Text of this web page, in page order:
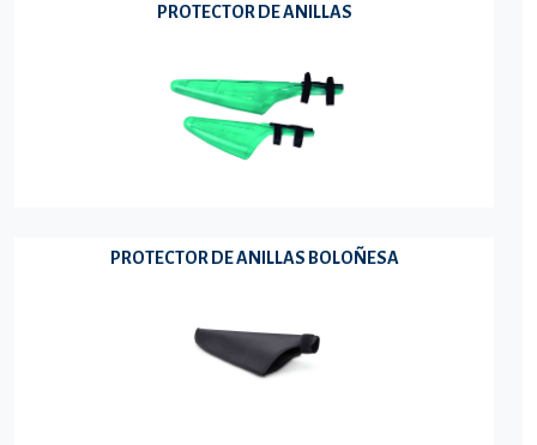
PROTECTOR DE ANILLAS
PROTECTOR DE ANILLAS BOLOÑESA